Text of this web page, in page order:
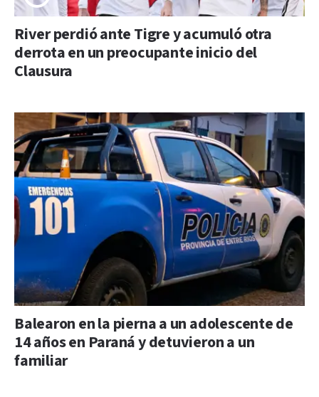
River perdió ante Tigre y acumuló otra
derrota en un preocupante inicio del
Clausura
Balearon en la pierna a un adolescente de
14 años en Paraná y detuvieron a un
familiar